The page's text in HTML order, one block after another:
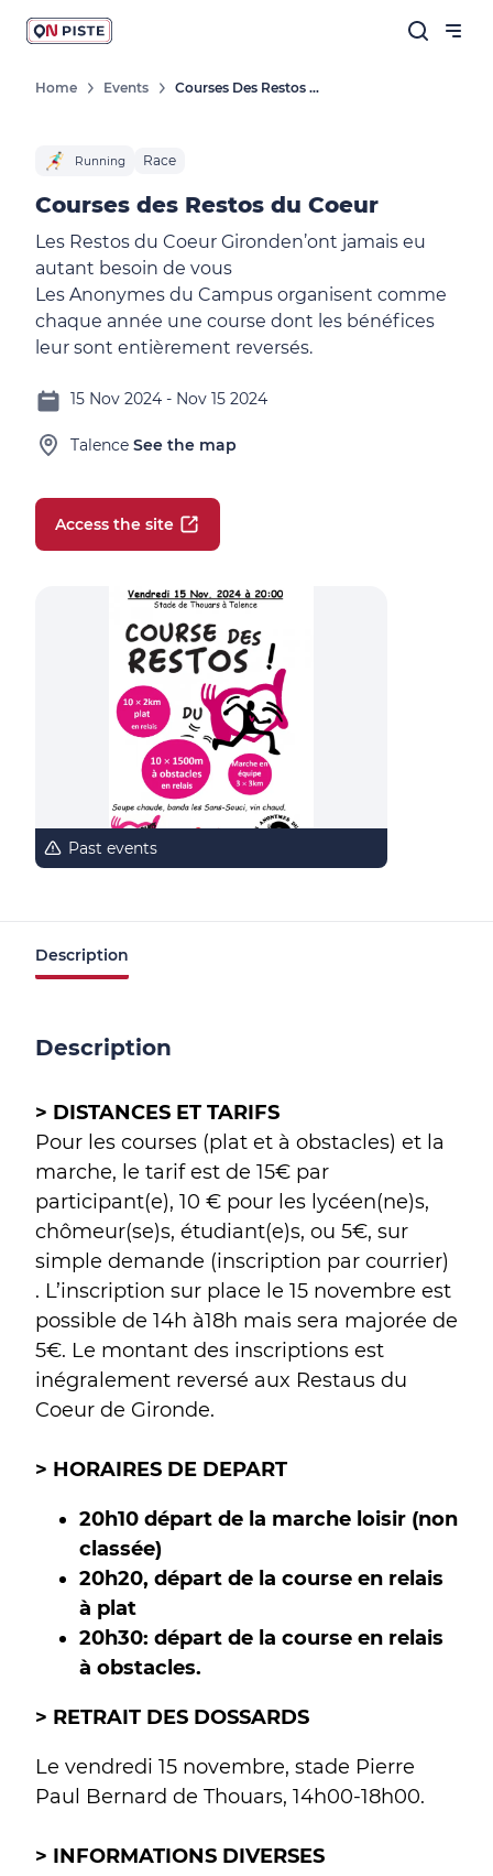
Home Events Courses Des Restos Du Coeur
Running Race
Courses des Restos du Coeur
Les Restos du Coeur Gironden’ont jamais eu
autant besoin de vous
Les Anonymes du Campus organisent comme
chaque année une course dont les bénéfices
leur sont entièrement reversés.
15 Nov 2024 - Nov 15 2024
Talence See the map
Access the site
Past events
Description
Description
> DISTANCES ET TARIFS
Pour les courses (plat et à obstacles) et la
marche, le tarif est de 15€ par
participant(e), 10 € pour les lycéen(ne)s,
chômeur(se)s, étudiant(e)s, ou 5€, sur
simple demande (inscription par courrier)
. L’inscription sur place le 15 novembre est
possible de 14h à18h mais sera majorée de
5€. Le montant des inscriptions est
inégralement reversé aux Restaus du
Coeur de Gironde.
> HORAIRES DE DEPART
20h10 départ de la marche loisir (non
classée)
20h20, départ de la course en relais
à plat
20h30: départ de la course en relais
à obstacles.
> RETRAIT DES DOSSARDS
Le vendredi 15 novembre, stade Pierre
Paul Bernard de Thouars, 14h00-18h00.
> INFORMATIONS DIVERSES